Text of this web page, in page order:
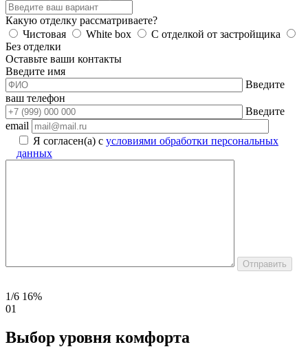
Какую отделку рассматриваете?
Чистовая
White box
С отделкой от застройщика
Без отделки
Оставьте ваши контакты
Введите имя
Введите
ваш телефон
Введите
email
Я согласен(а) с условиями обработки персональных
данных
1/6 16%
01
Выбор уровня комфорта